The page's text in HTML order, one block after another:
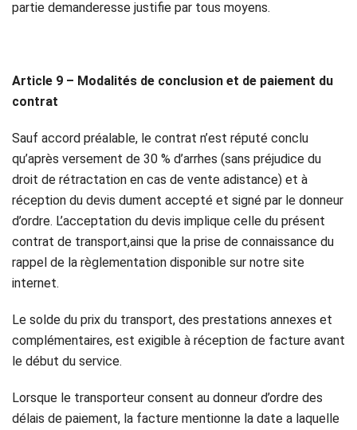
partie demanderesse justifie par tous moyens.
Article 9 – Modalités de conclusion et de paiement du
contrat
Sauf accord préalable, le contrat n’est réputé conclu
qu’après versement de 30 % d’arrhes (sans préjudice du
droit de rétractation en cas de vente adistance) et à
réception du devis dument accepté et signé par le donneur
d’ordre. L’acceptation du devis implique celle du présent
contrat de transport,ainsi que la prise de connaissance du
rappel de la règlementation disponible sur notre site
internet.
Le solde du prix du transport, des prestations annexes et
complémentaires, est exigible à réception de facture avant
le début du service.
Lorsque le transporteur consent au donneur d’ordre des
délais de paiement, la facture mentionne la date a laquelle